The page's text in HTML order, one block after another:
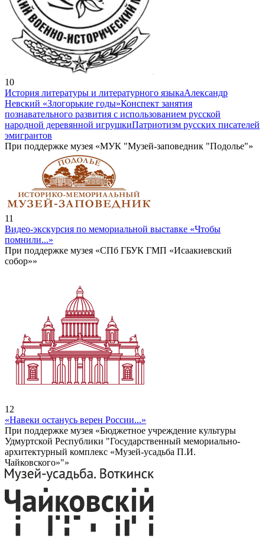
10
История литературы и литературного языкаАлександр
Невский «Злогорькие годы»Конспект занятия
познавательного развития с использованием русской
народной деревянной игрушкиПатриотизм русских писателей
эмигрантов
При поддержке музея «МУК "Музей-заповедник "Подолье"»
11
Видео-экскурсия по мемориальной выставке «Чтобы
помнили...»
При поддержке музея «СПб ГБУК ГМП «Исаакиевский
собор»»
12
«Навеки останусь верен России...»
При поддержке музея «Бюджетное учреждение культуры
Удмуртской Республики "Государственный мемориально-
архитектурный комплекс «Музей-усадьба П.И.
Чайковского»"»